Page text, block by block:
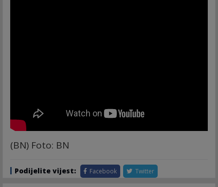
(BN) Foto: BN
Podijelite vijest: Facebook Twitter